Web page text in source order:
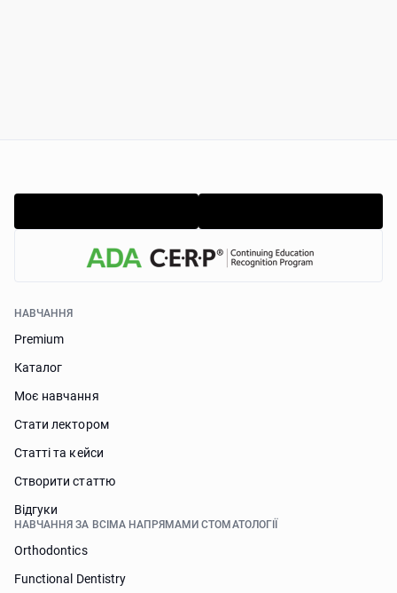
НАВЧАННЯ
Premium
Каталог
Моє навчання
Стати лектором
Статті та кейси
Створити статтю
Відгуки
НАВЧАННЯ ЗА ВСІМА НАПРЯМАМИ СТОМАТОЛОГІЇ
Orthodontics
Functional Dentistry